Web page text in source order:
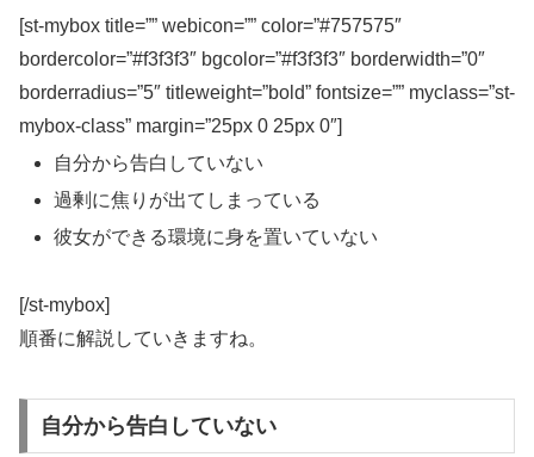
[st-mybox title=”” webicon=”” color=”#757575″
bordercolor=”#f3f3f3″ bgcolor=”#f3f3f3″ borderwidth=”0″
borderradius=”5″ titleweight=”bold” fontsize=”” myclass=”st-
mybox-class” margin=”25px 0 25px 0″]
自分から告白していない
過剰に焦りが出てしまっている
彼女ができる環境に身を置いていない
[/st-mybox]
順番に解説していきますね。
自分から告白していない